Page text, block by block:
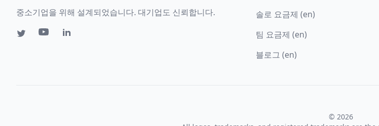
중소기업을 위해 설계되었습니다. 대기업도 신뢰합니다.
솔로 요금제 (en)
팀 요금제 (en)
블로그 (en)
© 2026